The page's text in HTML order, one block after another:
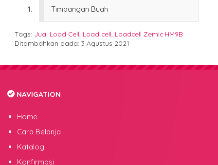
Timbangan Buah
Tags: Jual Load Cell Load cell Loadcell Zemic HM9B
Ditambahkan pada: 3 Agustus 2021
NAVIGATION
Home
Cara Belanja
Katalog
Konfirmasi